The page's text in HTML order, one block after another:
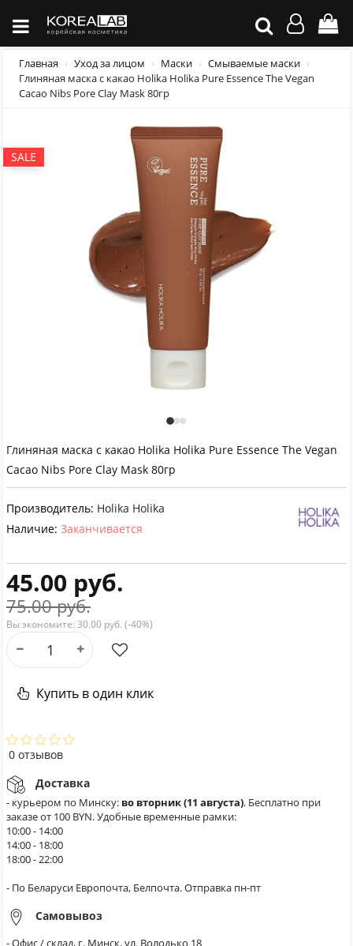
Главная Уход за лицом Маски
Смываемые маски
Глиняная маска с какао Holika Holika Pure Essence The Vegan
Cacao Nibs Pore Clay Mask 80гр
SALE
Глиняная маска с какао Holika Holika Pure Essence The Vegan
Cacao Nibs Pore Clay Mask 80гр
Производитель: Holika Holika
Наличие: Заканчивается
45.00 руб.
75.00 руб.
Вы экономите: 30.00 руб. (-40%)
Купить в один клик
0 отзывов
Доставка
- курьером по Минску: во вторник (11 августа). Бесплатно при
заказе от 100 BYN. Удобные временные рамки:
10:00 - 14:00
14:00 - 18:00
18:00 - 22:00
- По Беларуси Европочта, Белпочта. Отправка пн-пт
Самовывоз
- Офис / склад, г. Минск, ул. Володько 18